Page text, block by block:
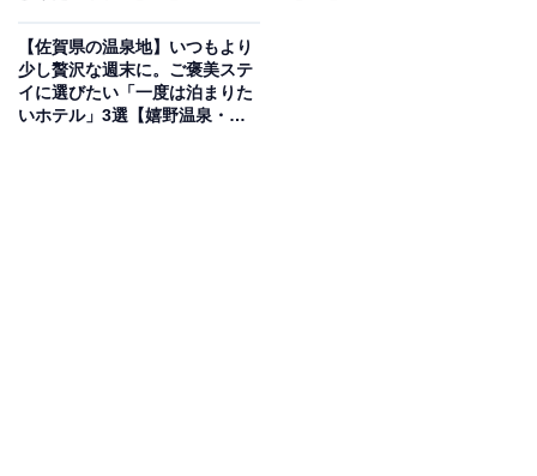
湯」や長良川随一の広さを誇る露天風呂などで赤褐色の
温泉を堪能できます。お食事は、長良川の風土が育んだ
恵みを存分に生かした、こだわりの会席料理が自慢で
【佐賀県の温泉地】いつもより
少し贅沢な週末に。ご褒美ステ
イに選びたい「一度は泊まりた
いホテル」3選【嬉野温泉・武